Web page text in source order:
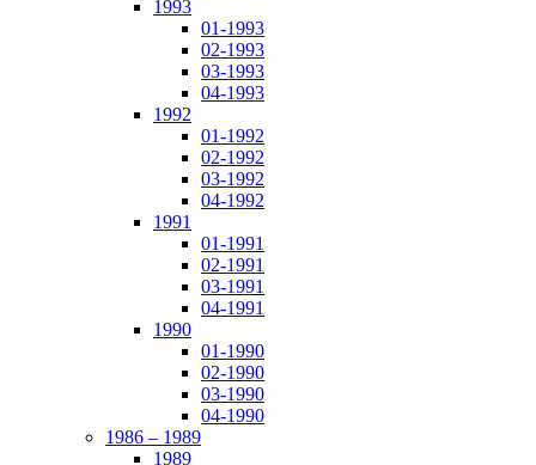
1993
01-1993
02-1993
03-1993
04-1993
1992
01-1992
02-1992
03-1992
04-1992
1991
01-1991
02-1991
03-1991
04-1991
1990
01-1990
02-1990
03-1990
04-1990
1986 – 1989
1989